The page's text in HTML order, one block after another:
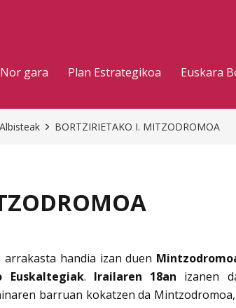
Nor gara Plan Estrategikoa Euskara
Albisteak BORTZIRIETAKO I. MITZODROMOA
handia izan duen
. Irailaren 18an izanen
barruan kokatzen da